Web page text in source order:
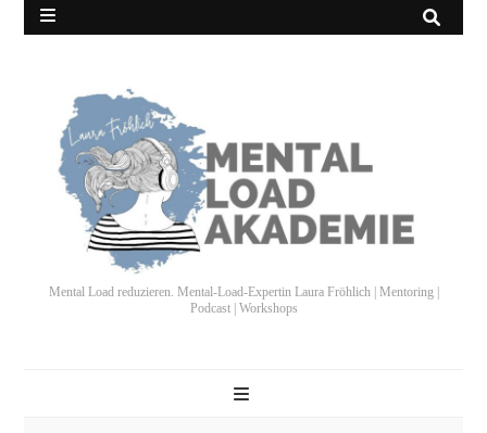
Mental Load reduzieren. Mental-Load-Expertin Laura Fröhlich | Mentoring |
Podcast | Workshops